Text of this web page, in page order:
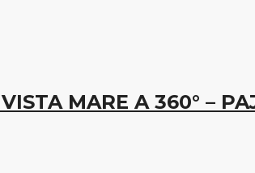
VISTA MARE A 360° –